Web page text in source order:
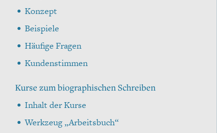
Konzept
Beispiele
Häufige Fragen
Kundenstimmen
Kurse zum biographischen Schreiben
Inhalt der Kurse
Werkzeug „Arbeitsbuch“